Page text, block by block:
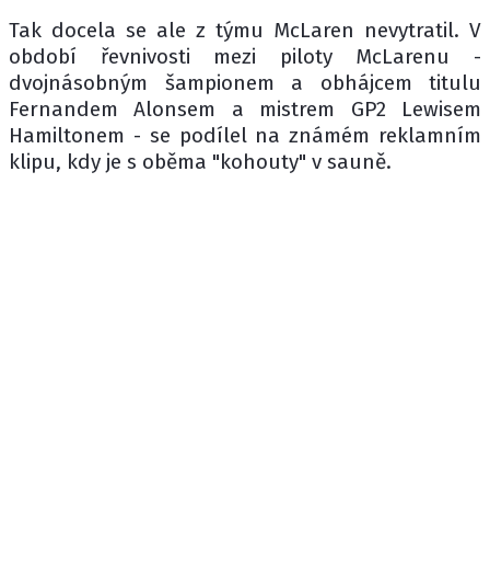
Tak docela se ale z týmu McLaren nevytratil. V
období řevnivosti mezi piloty McLarenu -
dvojnásobným šampionem a obhájcem titulu
Fernandem Alonsem a mistrem GP2 Lewisem
Hamiltonem - se podílel na známém reklamním
klipu, kdy je s oběma "kohouty" v sauně.